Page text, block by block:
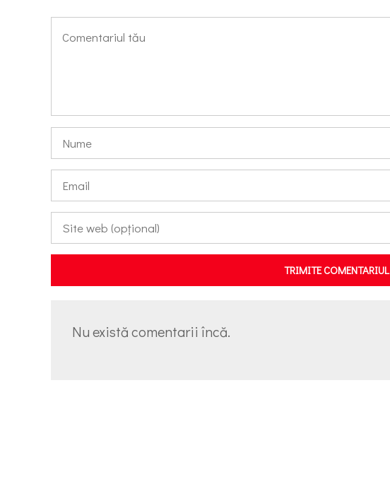
TRIMITE COMENTARIUL
Nu există comentarii încă.